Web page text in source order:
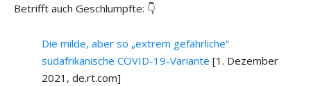
Betrifft auch Geschlumpfte: 👇
Die milde, aber so „extrem gefährliche“
südafrikanische COVID-19-Variante [1. Dezember
2021, de.rt.com]